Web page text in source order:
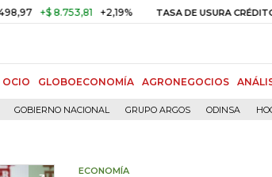
+$ 8.753,81 +2,19% TASA DE USURA CRÉDITO
OCIO GLOBOECONOMÍA AGRONEGOCIOS
GOBIERNO NACIONAL GRUPO ARGOS ODINSA
ECONOMÍA